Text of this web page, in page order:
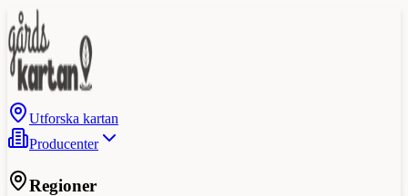
Utforska kartan
Producenter
Regioner